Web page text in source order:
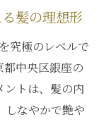
髪の理想形
究極のレベルで
中央区銀座の
ントは、髪の内
しなやかで艶や